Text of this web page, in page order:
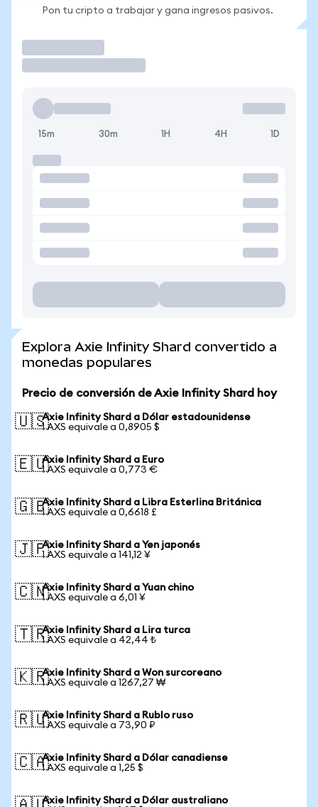
Pon tu cripto a trabajar y gana ingresos pasivos.
15m 30m 1H 4H 1D
Explora Axie Infinity Shard convertido a
monedas populares
Precio de conversión de Axie Infinity Shard hoy
🇺🇸Axie Infinity Shard a Dólar estadounidense
1 AXS equivale a 0,8905 $
🇪🇺Axie Infinity Shard a Euro
1 AXS equivale a 0,773 €
🇬🇧Axie Infinity Shard a Libra Esterlina Británica
1 AXS equivale a 0,6618 £
🇯🇵Axie Infinity Shard a Yen japonés
1 AXS equivale a 141,12 ¥
🇨🇳Axie Infinity Shard a Yuan chino
1 AXS equivale a 6,01 ¥
🇹🇷Axie Infinity Shard a Lira turca
1 AXS equivale a 42,44 ₺
🇰🇷Axie Infinity Shard a Won surcoreano
1 AXS equivale a 1267,27 ₩
🇷🇺Axie Infinity Shard a Rublo ruso
1 AXS equivale a 73,90 ₽
🇨🇦Axie Infinity Shard a Dólar canadiense
1 AXS equivale a 1,25 $
Axie Infinity Shard a Dólar australiano